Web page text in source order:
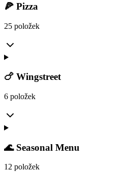
🍕 Pizza
25 položek
🍗 Wingstreet
6 položek
🌊 Seasonal Menu
12 položek